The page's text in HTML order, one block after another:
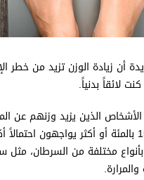
أن زيادة الوزن تزيد من خطر
لائقاً بدنياً.
الذين يزيد وزنهم عن
الطبيعي بنسبة 15 بالمئة أو أكثر يواجهون
بأنواع مختلفة من السرطان،